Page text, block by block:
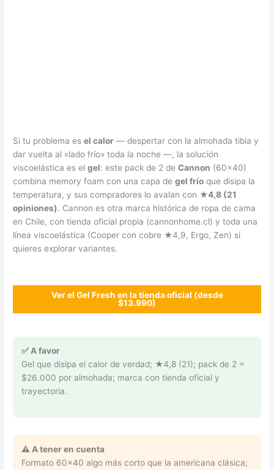
Si tu problema esel calor — despertar con la almohada tibia y
dar vuelta al «lado frío» toda la noche —, la solución
viscoelástica es elgel: este pack de 2 deCannon (60×40)
combina memory foam con una capa degel frío que disipa la
temperatura, y sus compradores lo avalan con ★4,8 (21
opiniones). Cannon es otra marca histórica de ropa de cama
en Chile, con tienda oficial propia (cannonhome.cl) y toda una
línea viscoelástica (Cooper con cobre ★4,9, Ergo, Zen) si
quieres explorar variantes.
Ver el Gel Fresh en la tienda oficial (desde
$13.990)
✅ A favor
Gel que disipa el calor de verdad; ★4,8 (21); pack de 2 =
$26.000 por almohada; marca con tienda oficial y
trayectoria.
⚠️ A tener en cuenta
Formato 60×40 algo más corto que la americana clásica;